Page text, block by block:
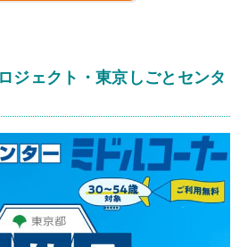
ジェクト・東京しごとセンタ